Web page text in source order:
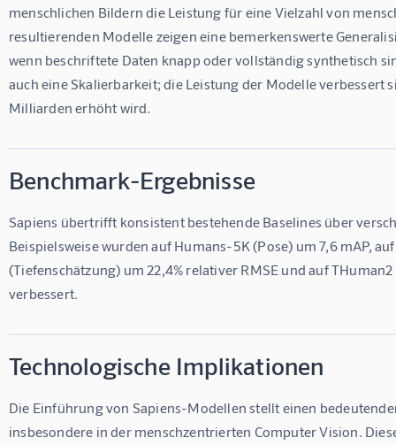
menschlichen Bildern die Leistung für eine Vielzahl von
resultierenden Modelle zeigen eine bemerkenswerte
wenn beschriftete Daten knapp oder vollständig synthetisch
auch eine Skalierbarkeit; die Leistung der Modelle verbessert
Milliarden erhöht wird.
Benchmark-Ergebnisse
Sapiens übertrifft konsistent bestehende Baselines über
Beispielsweise wurden auf Humans-5K (Pose) um 7,6 mAP,
(Tiefenschätzung) um 22,4% relativer RMSE und auf
verbessert.
Technologische Implikationen
Die Einführung von Sapiens-Modellen stellt einen
insbesondere in der menschzentrierten Computer Vision.